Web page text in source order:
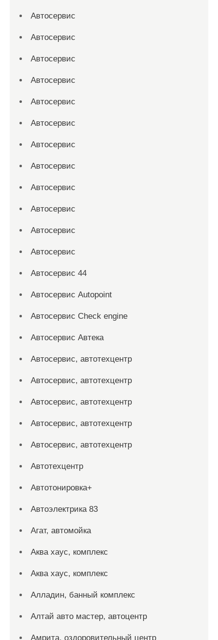
Автосервис
Автосервис
Автосервис
Автосервис
Автосервис
Автосервис
Автосервис
Автосервис
Автосервис
Автосервис
Автосервис
Автосервис
Автосервис 44
Автосервис Autopoint
Автосервис Check engine
Автосервис Автека
Автосервис, автотехцентр
Автосервис, автотехцентр
Автосервис, автотехцентр
Автосервис, автотехцентр
Автосервис, автотехцентр
Автотехцентр
Автотонировка+
Автоэлектрика 83
Агат, автомойка
Аква хаус, комплекс
Аква хаус, комплекс
Алладин, банный комплекс
Алтай авто мастер, автоцентр
Амрита, оздоровительный центр